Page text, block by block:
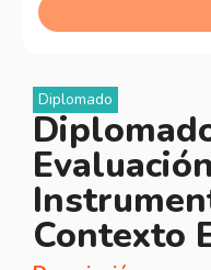
Diplomado
Contexto